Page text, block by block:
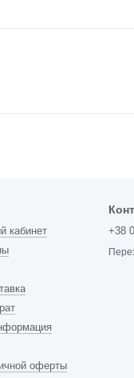
кабинет
оферты
+38